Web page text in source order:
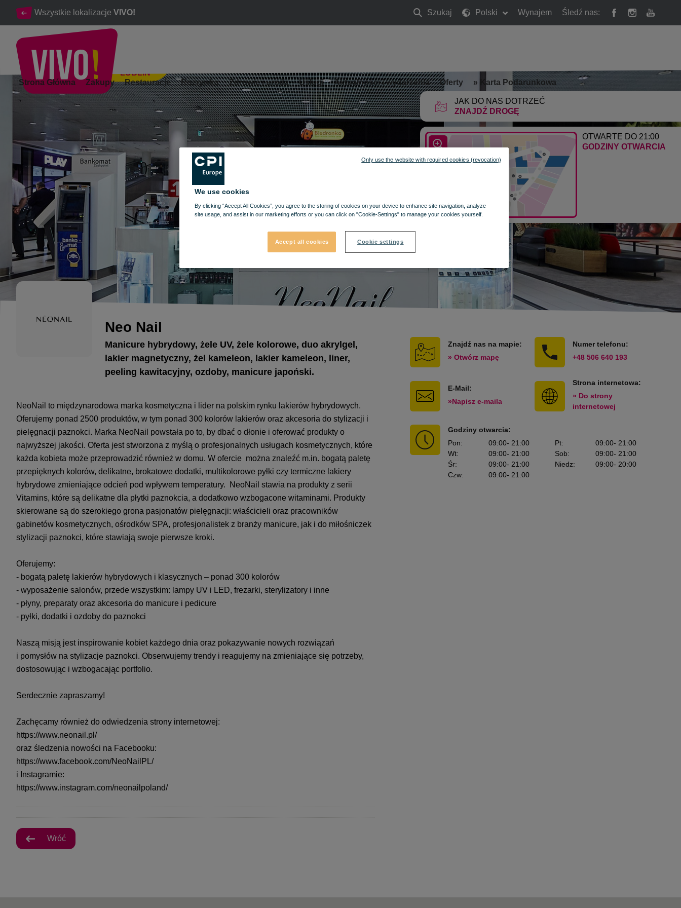
Wszystkie lokalizacje VIVO! Szukaj
Szukaj
Polski Wynajem Śledź nas:
JAK DO NAS DOTRZEĆ
ZNAJDŹ DROGĘ
OTWARTE DO 21:00
GODZINY OTWARCIA
Lublin
LUBLIN
Strona Główna Zakupy Restauracje Rozrywka Zdrowie i uroda Usługi Aktualności i wydarzenia Oferty » Karta Podarunkowa
Profesjonalna stylizacja i pielęgnacja paznokci
Neo Nail
Manicure hybrydowy, żele UV, żele kolorowe, duo akrylgel,
lakier magnetyczny, żel kameleon, lakier kameleon, liner,
peeling kawitacyjny, ozdoby, manicure japoński.
NeoNail to międzynarodowa marka kosmetyczna i lider na polskim rynku lakierów hybrydowych.
Oferujemy ponad 2500 produktów, w tym ponad 300 kolorów lakierów oraz akcesoria do stylizacji i
pielęgnacji paznokci. Marka NeoNail powstała po to, by dbać o dłonie i oferować produkty o
najwyższej jakości. Oferta jest stworzona z myślą o profesjonalnych usługach kosmetycznych, które
każda kobieta może przeprowadzić również w domu. W ofercie można znaleźć m.in. bogatą paletę
przepięknych kolorów, delikatne, brokatowe dodatki, multikolorowe pyłki czy termiczne lakiery
hybrydowe zmieniające odcień pod wpływem temperatury. NeoNail stawia na produkty z serii
Vitamins, które są delikatne dla płytki paznokcia, a dodatkowo wzbogacone witaminami. Produkty
skierowane są do szerokiego grona pasjonatów pielęgnacji: właścicieli oraz pracowników
gabinetów kosmetycznych, ośrodków SPA, profesjonalistek z branży manicure, jak i do miłośniczek
stylizacji paznokci, które stawiają swoje pierwsze kroki.
Oferujemy:
- bogatą paletę lakierów hybrydowych i klasycznych – ponad 300 kolorów
- wyposażenie salonów, przede wszystkim: lampy UV i LED, frezarki, sterylizatory i inne
- płyny, preparaty oraz akcesoria do manicure i pedicure
- pyłki, dodatki i ozdoby do paznokci
Naszą misją jest inspirowanie kobiet każdego dnia oraz pokazywanie nowych rozwiązań
i pomysłów na stylizacje paznokci. Obserwujemy trendy i reagujemy na zmieniające się potrzeby,
dostosowując i wzbogacając portfolio.
Serdecznie zapraszamy!
Zachęcamy również do odwiedzenia strony internetowej:
https://www.neonail.pl/
oraz śledzenia nowości na Facebooku:
https://www.facebook.com/NeoNailPL/
i Instagramie:
https://www.instagram.com/neonailpoland/
Wróć
Znajdź nas na mapie:
» Otwórz mapę
Numer telefonu:
+48 506 640 193
E-Mail:
»Napisz e-maila
Strona internetowa:
» Do strony
internetowej
Godziny otwarcia:
Pon: 09:00- 21:00
Wt: 09:00- 21:00
Śr: 09:00- 21:00
Czw: 09:00- 21:00
Pt: 09:00- 21:00
Sob: 09:00- 21:00
Niedz: 09:00- 20:00
We use cookies
By clicking “Accept All Cookies”, you agree to the storing of cookies on your device to enhance site navigation, analyze
site usage, and assist in our marketing efforts or you can click on "Cookie-Settings" to manage your cookies yourself.
Accept all cookies Cookie settings
Only use the website with required cookies (revocation)